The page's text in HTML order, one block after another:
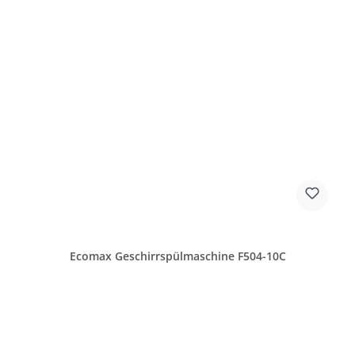
Ecomax Geschirrspülmaschine F504-10C